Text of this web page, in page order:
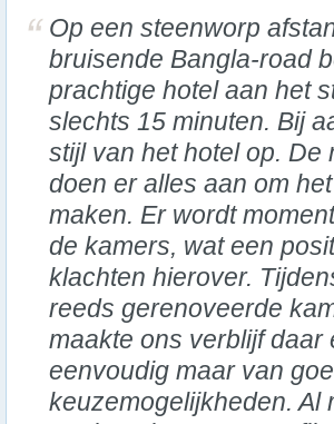
Op een steenworp
bruisende Bangla-road
prachtige hotel aan het
slechts 15 minuten. Bij
stijl van het hotel op.
doen er alles aan om
maken. Er wordt
de kamers, wat een
klachten hierover.
reeds gerenoveerde
maakte ons verblijf daar
eenvoudig maar van
keuzemogelijkheden. Al